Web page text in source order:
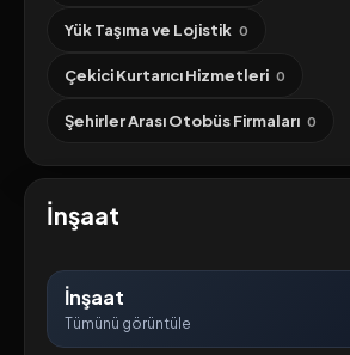
Yük Taşıma ve Lojistik 0
Çekici Kurtarıcı Hizmetleri 0
Şehirler Arası Otobüs Firmaları 0
İnşaat
İnşaat
Tümünü görüntüle